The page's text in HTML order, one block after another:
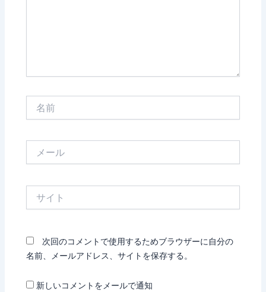
次回のコメントで使用するためブラウザーに自分の
名前、メールアドレス、サイトを保存する。
新しいコメントをメールで通知